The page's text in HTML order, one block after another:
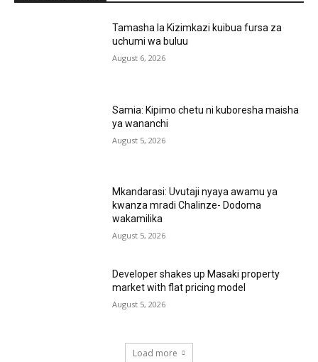
Tamasha la Kizimkazi kuibua fursa za
uchumi wa buluu
August 6, 2026
Samia: Kipimo chetu ni kuboresha maisha
ya wananchi
August 5, 2026
Mkandarasi: Uvutaji nyaya awamu ya
kwanza mradi Chalinze- Dodoma
wakamilika
August 5, 2026
Developer shakes up Masaki property
market with flat pricing model
August 5, 2026
Load more